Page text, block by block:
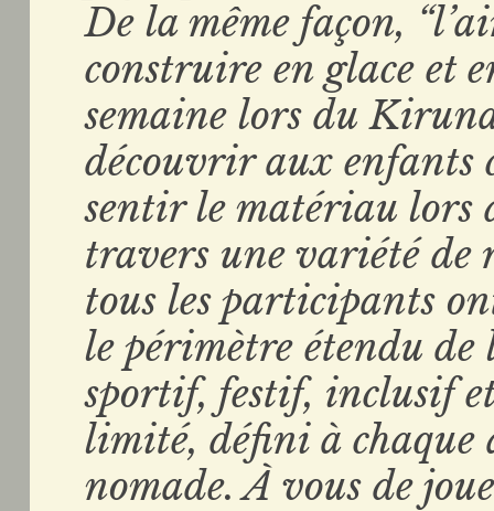
De la même façon,
construire en glace et
semaine lors du
découvrir aux enfants
sentir le matériau lors
travers une variété de
tous les participants
le périmètre étendu de
sportif, festif, inclusif et
limité, défini à
nomade. À vous de